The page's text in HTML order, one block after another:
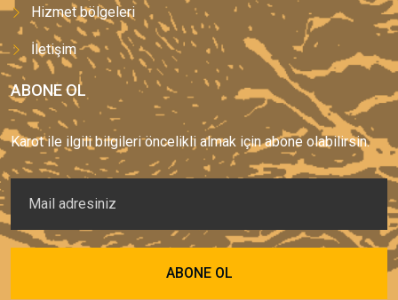
Hizmet bölgeleri
İletişim
ABONE OL
Karot ile ilgili bilgileri öncelikli almak için abone olabilirsin.